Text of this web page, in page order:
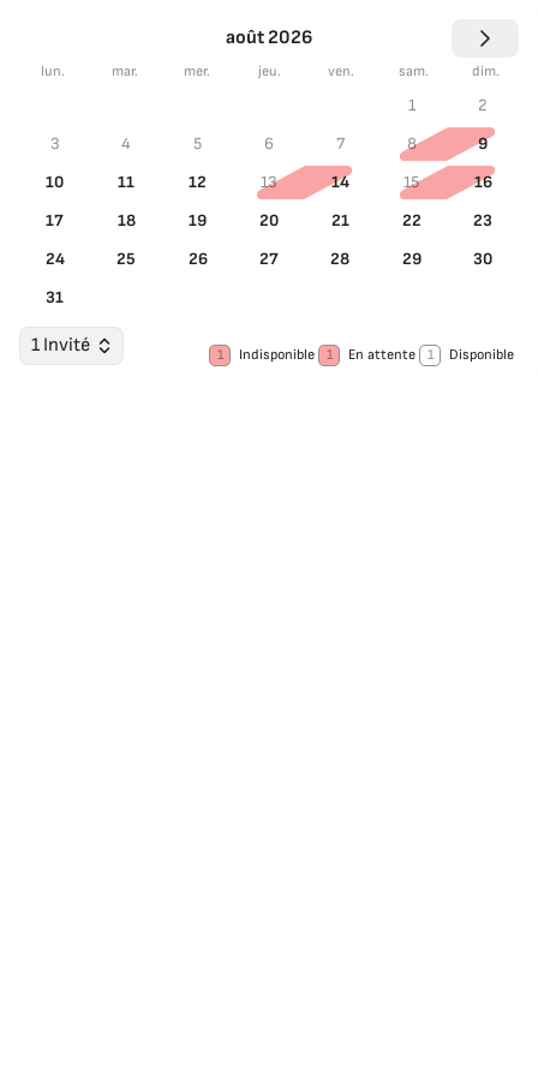
août 2026
lun. mar. mer. jeu. ven. sam. dim.
1
2
3
4 5 6 7 8
9
10
11 12 13 14 15
16
17
18 19 20 21 22
23
24
25 26 27 28 29
30
31
1 Invité 1 Indisponible 1 En attente 1 Disponible